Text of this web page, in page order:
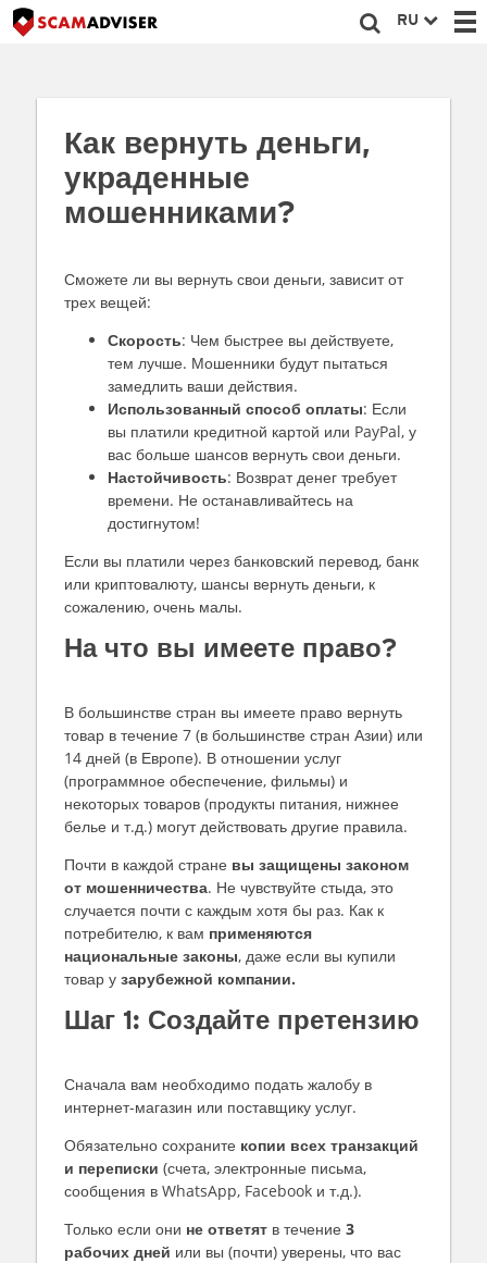
RU
Как вернуть деньги,
украденные
мошенниками?
Сможете ли вы вернуть свои деньги, зависит от
трех вещей:
Скорость: Чем быстрее вы действуете,
тем лучше. Мошенники будут пытаться
замедлить ваши действия.
Использованный способ оплаты: Если
вы платили кредитной картой или PayPal, у
вас больше шансов вернуть свои деньги.
Настойчивость: Возврат денег требует
времени. Не останавливайтесь на
достигнутом!
Если вы платили через банковский перевод, банк
или криптовалюту, шансы вернуть деньги, к
сожалению, очень малы.
На что вы имеете право?
В большинстве стран вы имеете право вернуть
товар в течение 7 (в большинстве стран Азии) или
14 дней (в Европе). В отношении услуг
(программное обеспечение, фильмы) и
некоторых товаров (продукты питания, нижнее
белье и т.д.) могут действовать другие правила.
Почти в каждой стране вы защищены законом
от мошенничества. Не чувствуйте стыда, это
случается почти с каждым хотя бы раз. Как к
потребителю, к вам применяются
национальные законы, даже если вы купили
товар у зарубежной компании.
Шаг 1: Создайте претензию
Сначала вам необходимо подать жалобу в
интернет-магазин или поставщику услуг.
Обязательно сохраните копии всех транзакций
и переписки (счета, электронные письма,
сообщения в WhatsApp, Facebook и т.д.).
Только если они не ответят в течение 3
рабочих дней или вы (почти) уверены, что вас